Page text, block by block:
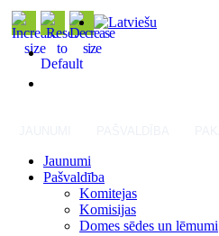
Jaunumi
Pašvaldība
Komitejas
Komisijas
Domes sēdes un lēmumi